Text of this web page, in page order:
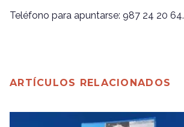
Teléfono para apuntarse: 987 24 20 64.
ARTÍCULOS RELACIONADOS